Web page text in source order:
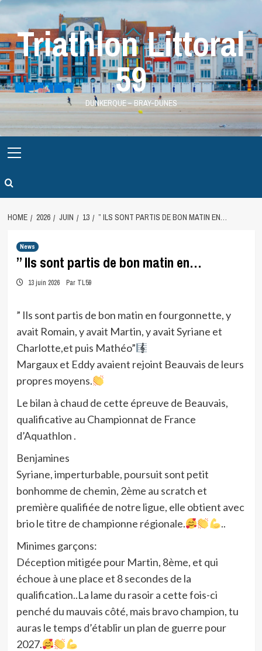
Skip
contentTriathlon Littoral
59
DUNKERQUE – BRAY-DUNES
Menu
HOME 2026 JUIN 13 ” ILS SONT PARTIS DE BON MATIN EN…
News
” Ils sont partis de bon matin en…
13 juin 2026 Par TL59
” Ils sont partis de bon matin en fourgonnette, y
avait Romain, y avait Martin, y avait Syriane et
Charlotte,et puis Mathéo”
Margaux et Eddy avaient rejoint Beauvais de leurs
propres moyens.
Le bilan à chaud de cette épreuve de Beauvais,
qualificative au Championnat de France
d’Aquathlon .
Benjamines
Syriane, imperturbable, poursuit sont petit
bonhomme de chemin, 2ème au scratch et
première qualifiée de notre ligue, elle obtient avec
brio le titre de championne régionale.
..
Minimes garçons:
Déception mitigée pour Martin, 8ème, et qui
échoue à une place et 8 secondes de la
qualification..La lame du rasoir a cette fois-ci
penché du mauvais côté, mais bravo champion, tu
auras le temps d’établir un plan de guerre pour
2027.